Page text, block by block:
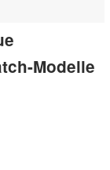
Modelle